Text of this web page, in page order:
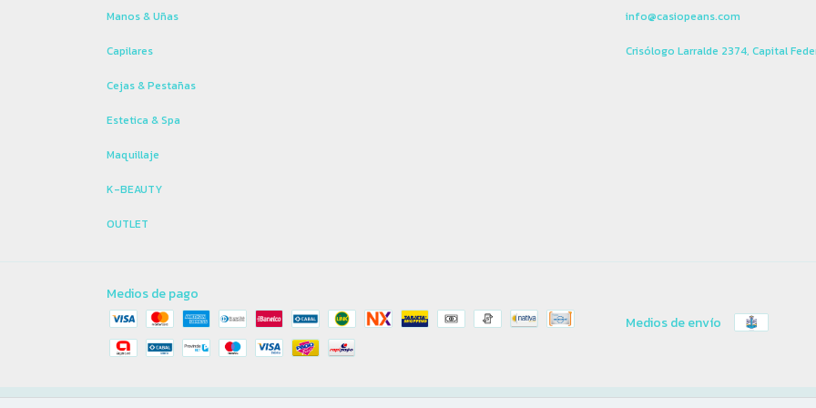
Manos & Uñas
Capilares
Cejas & Pestañas
Estetica & Spa
Maquillaje
K-BEAUTY
OUTLET
info@casiopeans.com
Crisólogo Larralde 2374, Capital
Medios de pago
Medios de envío